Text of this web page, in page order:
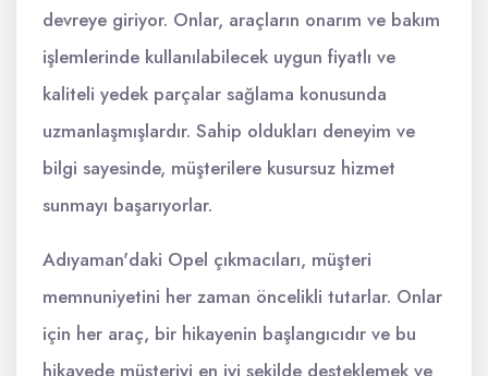
devreye giriyor. Onlar, araçların onarım ve bakım
işlemlerinde kullanılabilecek uygun fiyatlı ve
kaliteli yedek parçalar sağlama konusunda
uzmanlaşmışlardır. Sahip oldukları deneyim ve
bilgi sayesinde, müşterilere kusursuz hizmet
sunmayı başarıyorlar.
Adıyaman'daki Opel çıkmacıları, müşteri
memnuniyetini her zaman öncelikli tutarlar. Onlar
için her araç, bir hikayenin başlangıcıdır ve bu
hikayede müşteriyi en iyi şekilde desteklemek ve